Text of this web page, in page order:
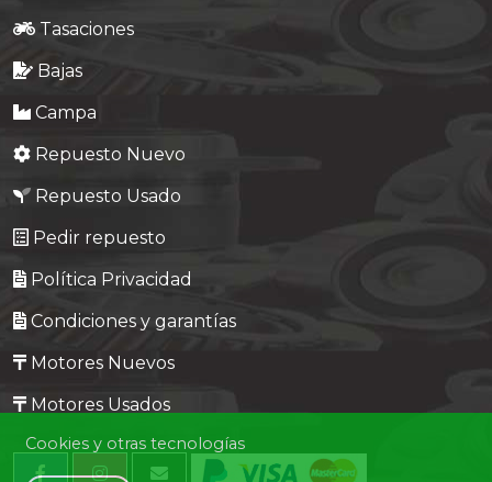
Tasaciones
Bajas
Campa
Repuesto Nuevo
Repuesto Usado
Pedir repuesto
Política Privacidad
Condiciones y garantías
Motores Nuevos
Motores Usados
Cookies y otras tecnologías